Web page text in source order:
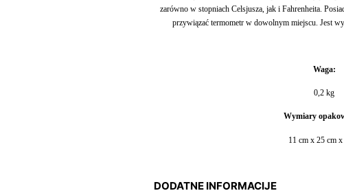
zarówno w stopniach Celsjusza, jak i Fahrenheita.
przywiązać termometr w dowolnym miejscu. Jest
Waga:
0,2 kg
Wymiary
11 cm x 25 cm
DODATNE INFORMACIJE